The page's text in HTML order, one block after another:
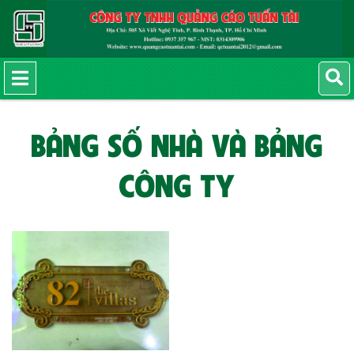
BẢNG SỐ NHÀ VÀ BẢNG
CÔNG TY